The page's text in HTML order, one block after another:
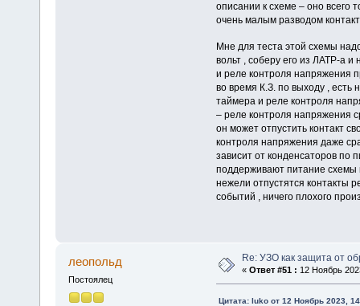
описании к схеме – оно всего
очень малым
Мне для теста этой схемы
вольт , соберу его из ЛАТР-а и
и реле контроля напряжения
во время К.З. по выходу , есть
таймера и реле контроля
– реле контроля напряжения
он может отпустить контакт
контроля напряжения даже
зависит от конденсаторов по
поддерживают питание схемы
нежели отпустятся контакты
событий , ничего плохого
леопольд
Постоялец
Re: УЗО как защита от
« Ответ #51 : 12 Ноябрь
Цитата: luko от 12 Ноябрь 2023,